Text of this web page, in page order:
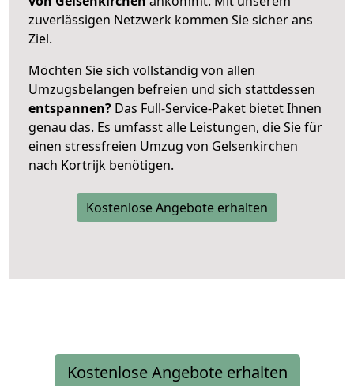
zuverlässigen Netzwerk kommen Sie sicher ans
Ziel.
Möchten Sie sich vollständig von allen
Umzugsbelangen befreien und sich stattdessen
entspannen? Das Full-Service-Paket bietet Ihnen
genau das. Es umfasst alle Leistungen, die Sie für
einen stressfreien Umzug von Gelsenkirchen
nach Kortrijk benötigen.
Kostenlose Angebote erhalten
Kostenlose Angebote erhalten